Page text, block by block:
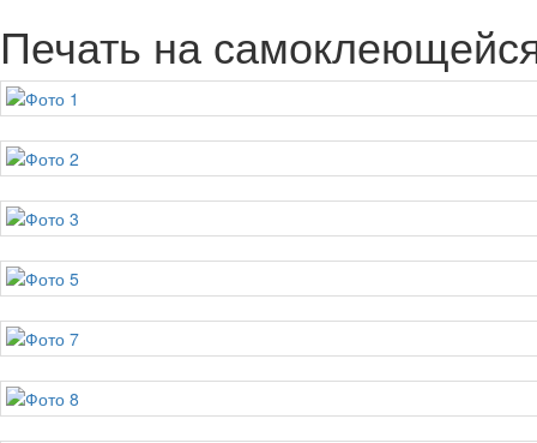
Печать на